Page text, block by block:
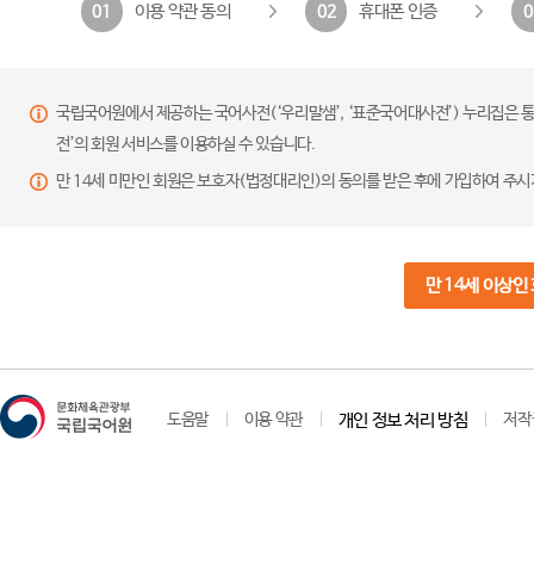
01 이용 약관 동의 02 휴대폰 인증
국립국어원에서 제공하는 국어사전(‘우리말샘’, ‘표준국어대사전’) 누리집
전’의 회원 서비스를 이용하실 수 있습니다.
만 14세 미만인 회원은 보호자(법정대리인)의 동의를 받은 후에 가입하여 주
만 14세 이상인
도움말 이용 약관 개인 정보 처리 방침 저